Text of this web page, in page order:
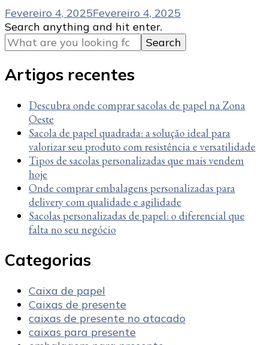
Fevereiro 4, 2025Fevereiro 4, 2025
Looking
for
Something?
Search anything and hit enter.
Artigos recentes
Descubra onde comprar sacolas de papel na Zona
Oeste
Sacola de papel quadrada: a solução ideal para
valorizar seu produto com resistência e versatilidade
Tipos de sacolas personalizadas que mais vendem
hoje
Onde comprar embalagens personalizadas para
delivery com qualidade e agilidade
Sacolas personalizadas de papel: o diferencial que
falta no seu negócio
Categorias
Caixa de papel
Caixas de presente
caixas de presente no atacado
caixas para presente